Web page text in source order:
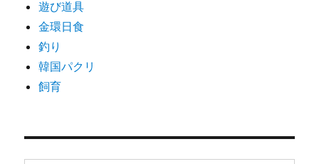
遊び道具
金環日食
釣り
韓国パクリ
飼育